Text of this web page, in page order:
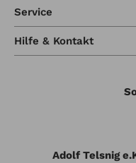
Service
Hilfe & Kontakt
Adolf Telsnig